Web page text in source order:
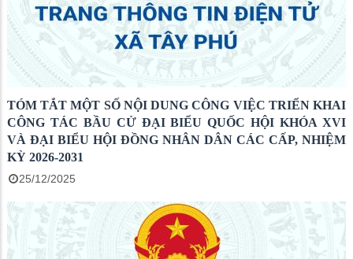
TÓM TẮT MỘT SỐ NỘI DUNG CÔNG VIỆC TRIỂN KHAI
CÔNG TÁC BẦU CỬ ĐẠI BIỂU QUỐC HỘI KHÓA XVI
VÀ ĐẠI BIỂU HỘI ĐỒNG NHÂN DÂN CÁC CẤP, NHIỆM
KỲ 2026-2031
25/12/2025